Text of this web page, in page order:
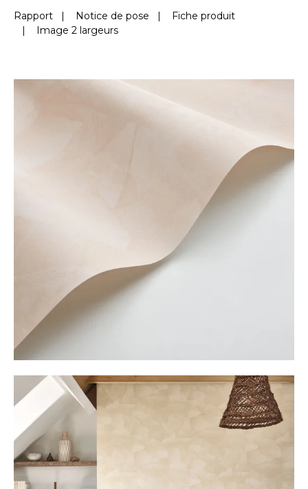
Rapport | Notice de pose |
Fiche produit
| Image 2 largeurs